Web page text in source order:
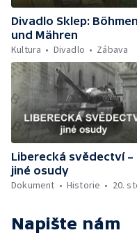
Divadlo Sklep: Böhmen
und Mähren
Kultura
Divadlo Zábava
Liberecká svědectví –
jiné osudy
Dokument
Historie 20.
Napište nám